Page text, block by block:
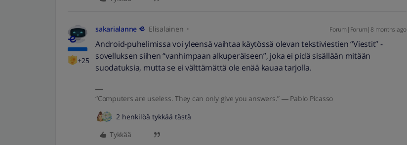
+25
sakarialanne Elisalainen Forum|Forum|8 months ago
Android-puhelimissa voi yleensä vaihtaa käytössä olevan tekstiviestien “Viestit” -
sovelluksen siihen “vanhimpaan alkuperäiseen”, joka ei pidä sisällään mitään
suodatuksia, mutta se ei välttämättä ole enää kauaa tarjolla.
“Computers are useless. They can only give you answers.” ― Pablo Picasso
2 henkilöä tykkää tästä
Tykkää